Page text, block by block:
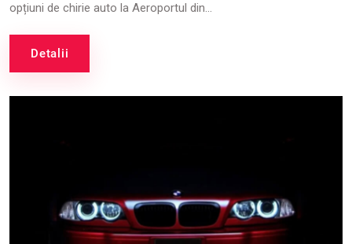
opțiuni de chirie auto la Aeroportul din...
Detalii